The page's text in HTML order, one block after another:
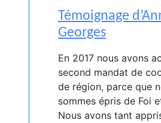
Témoignage
Georges
En 2017 nous avons
second mandat de
de région, parce que
sommes épris de Foi
Nous avons tant